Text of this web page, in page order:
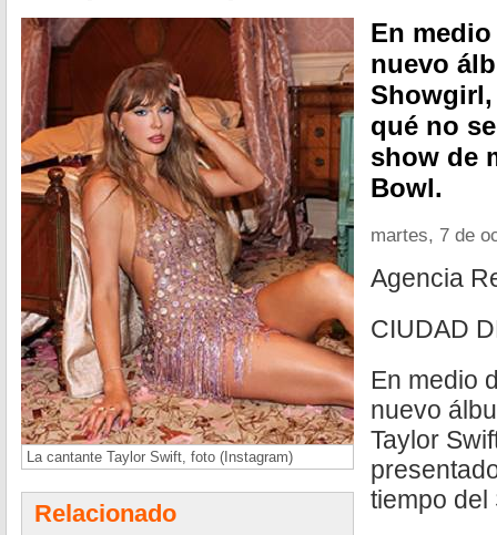
La cantante Taylor Swift, foto (Instagram)
Relacionado
En
nuevo
qué no
show de
Bowl.
martes, 7 de
Agencia
CIUDAD
En medio
nuevo
Taylor
tiempo del